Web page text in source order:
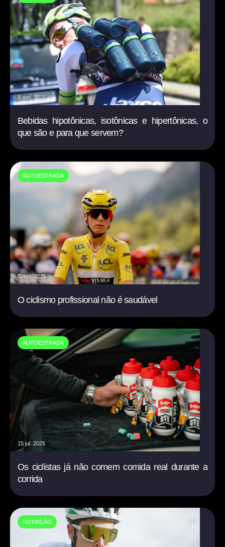
9 ago. 2025
Bebidas hipotônicas, isotônicas e hipertônicas, o
que são e para que servem?
AUTOESTRADA
5 ago. 2025
O ciclismo profissional não é saudável
AUTOESTRADA
15 jul. 2025
Os ciclistas já não comem comida real durante a
corrida
NUTRIÇÃO